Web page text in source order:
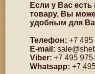
Если у Вас
товару, Вы
удобным для
Телефон: +7 495
E-mail:
Viber: +7 495
Whatsapp: +7